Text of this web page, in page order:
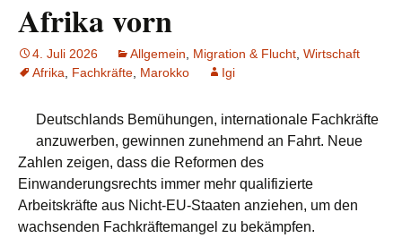
Afrika vorn
4. Juli 2026 Allgemein Migration & Flucht Wirtschaft
Afrika
Fachkräfte Marokko Igi
Deutschlands Bemühungen, internationale Fachkräfte
anzuwerben, gewinnen zunehmend an Fahrt. Neue
Zahlen zeigen, dass die Reformen des
Einwanderungsrechts immer mehr qualifizierte
Arbeitskräfte aus Nicht-EU-Staaten anziehen, um den
wachsenden Fachkräftemangel zu bekämpfen.